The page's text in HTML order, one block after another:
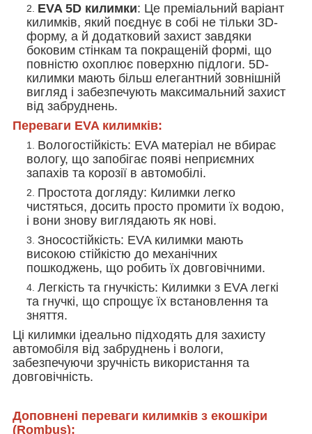
EVA 5D килимки: Це преміальний варіант
килимків, який поєднує в собі не тільки 3D-
форму, а й додатковий захист завдяки
боковим стінкам та покращеній формі, що
повністю охоплює поверхню підлоги. 5D-
килимки мають більш елегантний зовнішній
вигляд і забезпечують максимальний захист
від забруднень.
Переваги EVA килимків:
Вологостійкість: EVA матеріал не вбирає
вологу, що запобігає появі неприємних
запахів та корозії в автомобілі.
Простота догляду: Килимки легко
чистяться, досить просто промити їх водою,
і вони знову виглядають як нові.
Зносостійкість: EVA килимки мають
високою стійкістю до механічних
пошкоджень, що робить їх довговічними.
Легкість та гнучкість: Килимки з EVA легкі
та гнучкі, що спрощує їх встановлення та
зняття.
Ці килимки ідеально підходять для захисту
автомобіля від забруднень і вологи,
забезпечуючи зручність використання та
довговічність.
Доповнені переваги килимків з екошкіри
(Rombus):